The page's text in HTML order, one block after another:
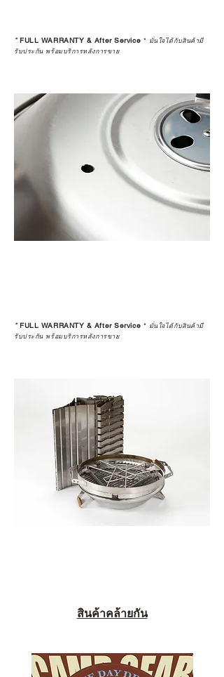
*FULL WARRANTY & After Service * มั่นใจได้กับสินค้ามี
รับประกัน พร้อมบริการหลังการขาย
*FULL WARRANTY & After Service * มั่นใจได้กับสินค้ามี
รับประกัน พร้อมบริการหลังการขาย
สินค้าคล้ายกัน